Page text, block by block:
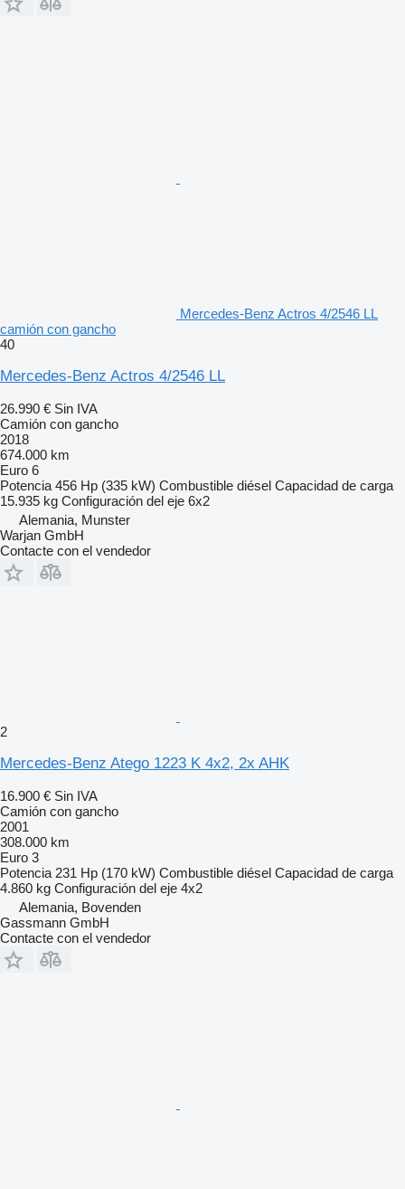
Mercedes-Benz Actros 4/2546 LL
camión con gancho
40
Mercedes-Benz Actros 4/2546 LL
26.990 € Sin IVA
Camión con gancho
2018
674.000 km
Euro 6
Potencia 456 Hp (335 kW) Combustible diésel Capacidad de carga
15.935 kg Configuración del eje 6x2
Alemania, Munster
Warjan GmbH
Contacte con el vendedor
2
Mercedes-Benz Atego 1223 K 4x2, 2x AHK
16.900 € Sin IVA
Camión con gancho
2001
308.000 km
Euro 3
Potencia 231 Hp (170 kW) Combustible diésel Capacidad de carga
4.860 kg Configuración del eje 4x2
Alemania, Bovenden
Gassmann GmbH
Contacte con el vendedor